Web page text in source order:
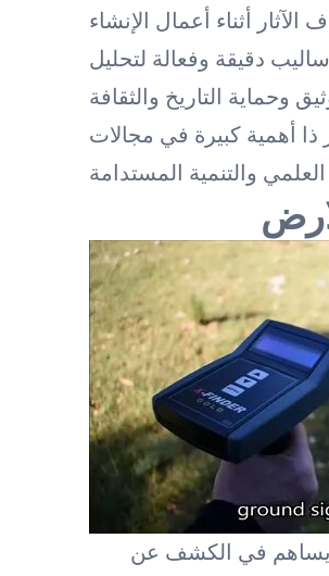
دقيقة وفعالة لتحليل
أهمية كبيرة في مجالات
يساهم في الكشف عن